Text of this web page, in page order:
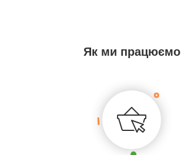
Як ми працюємо